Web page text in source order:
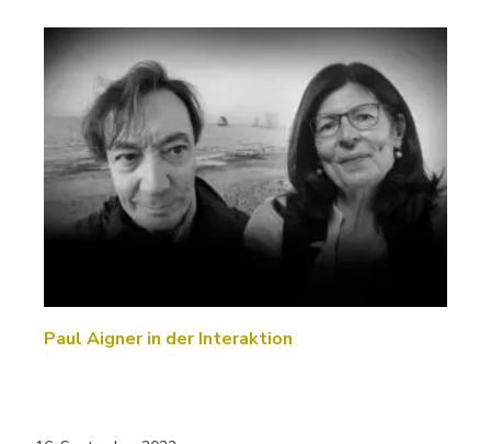
Paul Aigner in der Interaktion